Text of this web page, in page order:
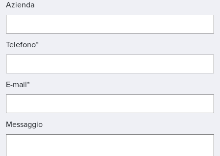
Azienda
Telefono*
E-mail*
Messaggio